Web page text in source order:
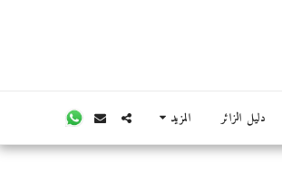
دليل الزائر المزيد